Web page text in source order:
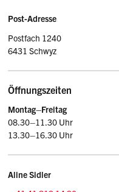
Post-Adresse
Postfach 1240
6431 Schwyz
Öffnungszeiten
Montag–Freitag
08.30–11.30 Uhr
13.30–16.30 Uhr
AlineSidler